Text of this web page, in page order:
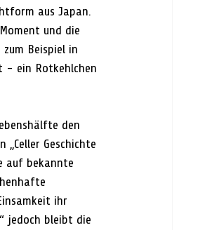
aus Japan.
und die
Beispiel in
- ein Rotkehlchen
den
Geschichte
auf bekannte
ihr
jedoch bleibt die